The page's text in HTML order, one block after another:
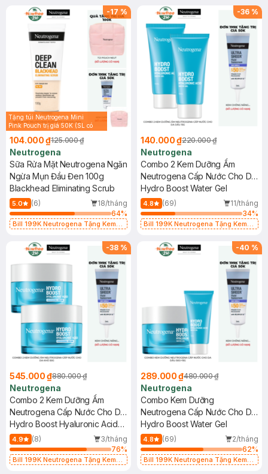
-17 %
Tặng túi Neutrogena Mini
Pink Pouch trị giá 50K (SL có
104.000 ₫125.000 ₫
Neutrogena
Sữa Rửa Mặt Neutrogena Ngăn
Ngừa Mụn Đầu Đen 100g
Blackhead Eliminating Scrub
5.0 (6)
18/tháng
64%
Bill 199K Neutrogena Tặng Kem
-36 %
140.000 ₫220.000 ₫
Neutrogena
Combo 2 Kem Dưỡng Ẩm
Neutrogena Cấp Nước Cho Da
Dầu 15g
Hydro Boost Water Gel
4.8 (69)
11/tháng
34%
Bill 199K Neutrogena Tặng Kem
-38 %
545.000 ₫880.000 ₫
Neutrogena
Combo 2 Kem Dưỡng Ẩm
Neutrogena Cấp Nước Cho Da
Khô 50g
Hydro Boost Hyaluronic Acid
Nourishing Cream
4.9 (8)
3/tháng
76%
Bill 199K Neutrogena Tặng Kem
-40 %
289.000 ₫480.000 ₫
Neutrogena
Combo Kem Dưỡng
Neutrogena Cấp Nước Cho Da
Dầu 50g+15g
Hydro Boost Water Gel
4.8 (69)
2/tháng
62%
Bill 199K Neutrogena Tặng Kem